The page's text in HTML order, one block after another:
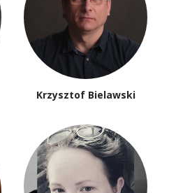
Krzysztof Bielawski